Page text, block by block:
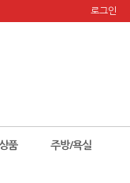
로그인
품 주방/욕실